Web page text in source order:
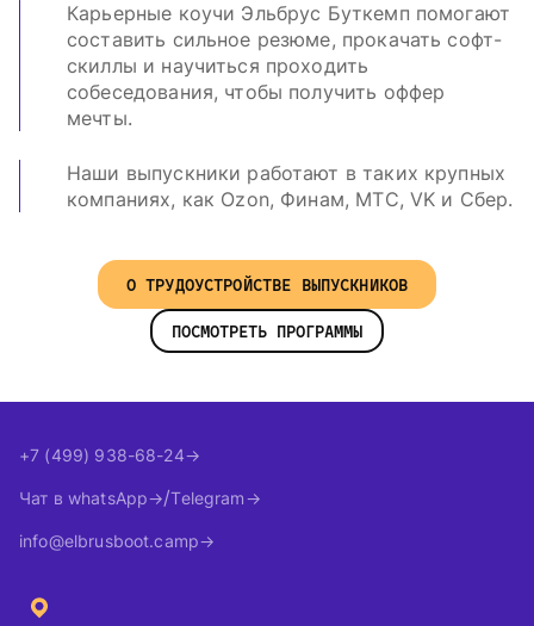
Карьерные коучи Эльбрус Буткемп помогают
составить сильное резюме, прокачать софт-
скиллы и научиться проходить
собеседования, чтобы получить оффер
мечты.
Наши выпускники работают в таких крупных
компаниях, как Ozon, Финам, МТС, VK и Сбер.
О ТРУДОУСТРОЙСТВЕ ВЫПУСКНИКОВ
ПОСМОТРЕТЬ ПРОГРАММЫ
+7 (499) 938-68-24
Чат в whatsApp Telegram
info@elbrusboot.camp